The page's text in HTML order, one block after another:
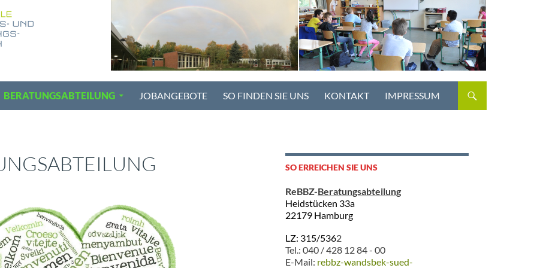
BERATUNGSABTEILUNG JOBANGEBOTE SO FINDEN SIE UNS KONTAKT IMPRESSUM
SO ERREICHEN SIE UNS
ReBBZ-Beratungsabteilung
Heidstücken 33a
22179 Hamburg
LZ: 315/5362
Tel.: 040 / 428 12 84 - 00
E-Mail: rebbz-wandsbek-sued-